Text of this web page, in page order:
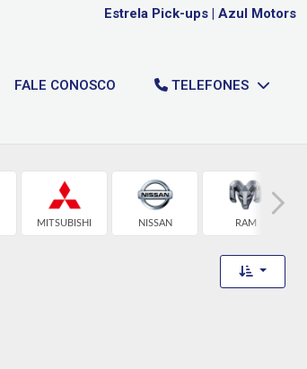
Estrela Pick-ups | Azul Motors
FALE CONOSCO TELEFONES
MITSUBISHI NISSAN RAM
Toggle